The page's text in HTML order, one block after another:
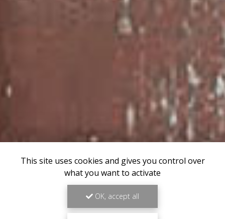
This site uses cookies and gives you control over
what you want to activate
OK, accept all